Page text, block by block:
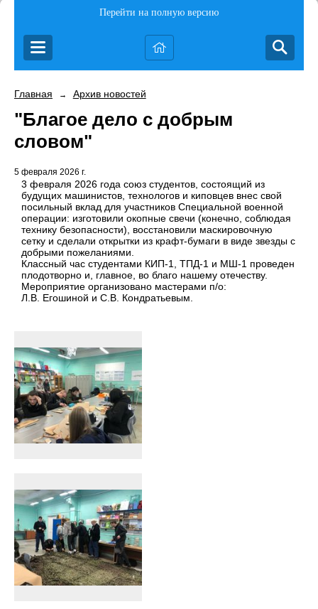
Перейти на полную версию
Главная → Архив новостей
"Благое дело с добрым
словом"
5 февраля 2026 г.
3 февраля 2026 года союз студентов, состоящий из
будущих машинистов, технологов и киповцев внес свой
посильный вклад для участников Специальной военной
операции: изготовили окопные свечи (конечно, соблюдая
технику безопасности), восстановили маскировочную
сетку и сделали открытки из крафт-бумаги в виде звезды с
добрыми пожеланиями.
Классный час студентами КИП-1, ТПД-1 и МШ-1 проведен
плодотворно и, главное, во благо нашему отечеству.
Мероприятие организовано мастерами п/о:
Л.В. Егошиной и С.В. Кондратьевым.